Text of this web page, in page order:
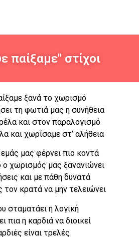
παίξαμε" στίχοι
ξανά το χωρισμό
τη φωτιά μας η συνήθεια
και στον παραλογισμό
και χωρίσαμε στ’ αλήθεια
μας φέρνει πιο κοντά
ο χωρισμός μας ξανανιώνει
και με πάθη δυνατά
κρατά να μην τελειώνει
σταματάει η λογική
πια η καρδιά να διοικεί
είναι τρελές